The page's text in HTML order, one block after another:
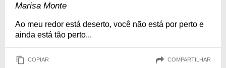
Marisa Monte
Ao meu redor está deserto, você não está por perto e
ainda está tão perto...
COPIAR COMPARTILHAR